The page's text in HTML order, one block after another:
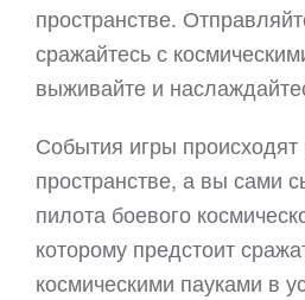
пространстве.
сражайтесь с
выживайте и
События игры происходят
пространстве, а вы сами
пилота боевого
которому предстоит
космическими пауками в